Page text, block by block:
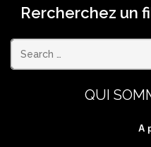
Rercherchez un
Search
QUI
A